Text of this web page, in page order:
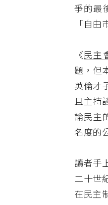
爭的最
「自
《民主
題，但
英倫才
且主持
論民主
名度的
讀者手
二十世
在民主